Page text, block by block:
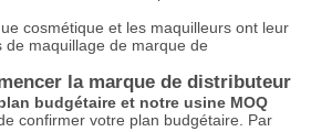
cosmétique et les maquilleurs ont leur
maquillage de marque de
la marque de distributeur
budgétaire et notre usine MOQ
confirmer votre plan budgétaire. Par